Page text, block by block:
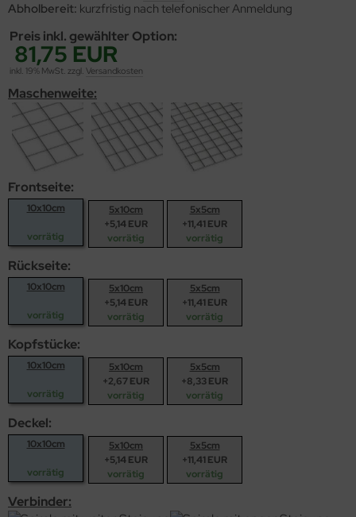
Abholbereit: kurzfristig nach telefonischer Anmeldung
Preis inkl. gewählter Option:
81,75 EUR
inkl. 19% MwSt. zzgl. Versandkosten
Maschenweite:
Frontseite:
10x10cm
vorrätig
5x10cm
+5,14 EUR
vorrätig
5x5cm
+11,41 EUR
vorrätig
Rückseite:
10x10cm
vorrätig
5x10cm
+5,14 EUR
vorrätig
5x5cm
+11,41 EUR
vorrätig
Kopfstücke:
10x10cm
vorrätig
5x10cm
+2,67 EUR
vorrätig
5x5cm
+8,33 EUR
vorrätig
Deckel:
10x10cm
vorrätig
5x10cm
+5,14 EUR
vorrätig
5x5cm
+11,41 EUR
vorrätig
Verbinder: